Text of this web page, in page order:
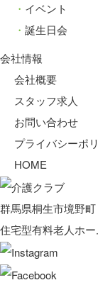
イベント
誕生日会
会社情報
会社概要
スタッフ求人
お問い合わせ
プライバシーポ
HOME
群馬県桐生市境野
住宅型有料老人ホ